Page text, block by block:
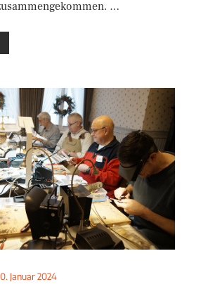
…
Januar 2024